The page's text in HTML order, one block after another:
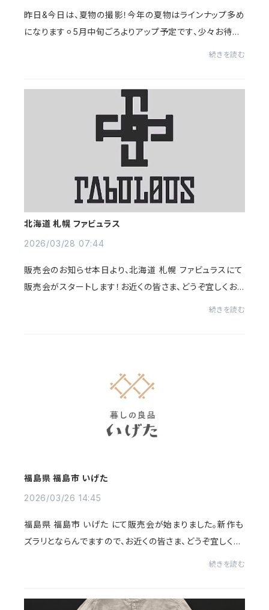
昨日&今日は、夏物の撮影！今年の夏物はラインナップ多め
になります⚪︎5月中旬ごろよりアップ予定です、少々お待ち
続きを読む
北海道 札幌 ファビュラス
2026/03/28 07:44
販売会のお知らせ本日より、北海道 札幌 ファビュラスにて
販売会がスタートします！お近くの皆さま、どうぞ宜しくお
続きを読む
福島県 福島市 いげた
2026/03/26 14:45
福島県 福島市 いげた にて販売会が始まりました。新作も
ズラリとならんでますので、お近くの皆さま、どうぞ宜しくお
続きを読む